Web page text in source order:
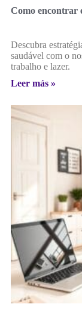
Como encontrar
Descubra
saudável com o
trabalho e lazer.
Leer más »